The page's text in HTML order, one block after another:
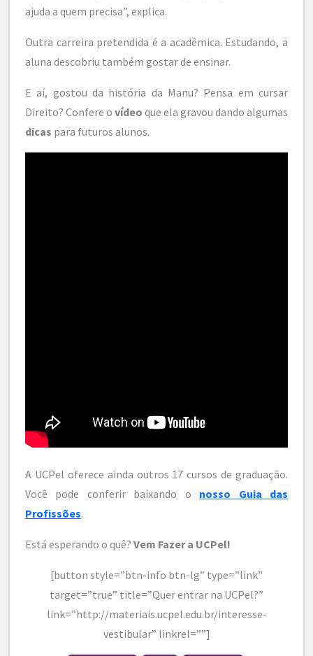
ajuda a quem precisa”, explica.
Outra carreira pretendida é a acadêmica. Estudando, a
aluna descobriu também gostar de ensinar.
E aí, gostou da história da Manu? Pensa em cursar
Direito? Confere o vídeo que ela gravou dando algumas
dicas para futuros alunos.
A UCPel oferece ainda outros 17 cursos de graduação.
Você pode conferir baixando o nosso Guia das
Profissões.
Está esperando o quê? Vem Fazer a UCPel!
[button style=”btn-info btn-lg” type=”link”
target=”true” title=”Quer entrar na UCPel?”
link=”http://materiais.ucpel.edu.br/interesse-
vestibular” linkrel=””]